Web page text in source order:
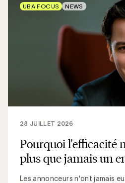
Pourquoi l'efficacité
plus que jamais un
Les annonceurs n'ont jamais
28 JUILLET 2026
UBA FOCUS NEWS